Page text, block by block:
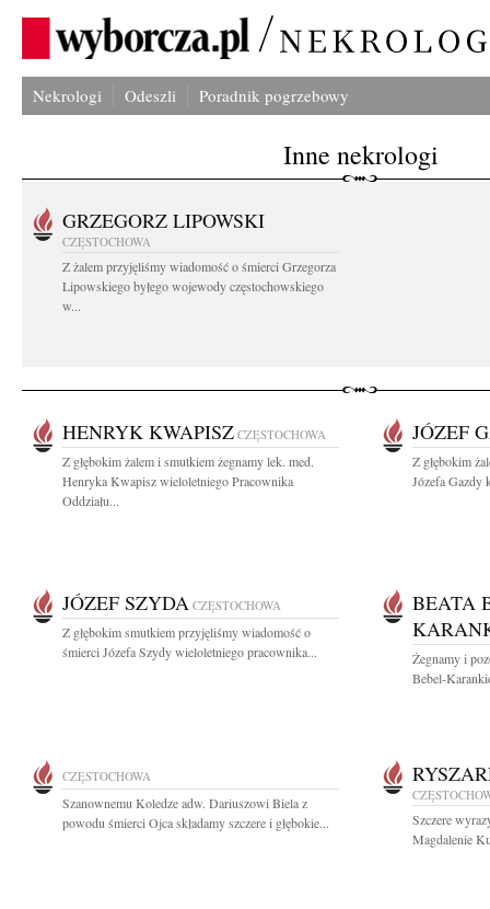
Nekrologi Odeszli Poradnik pogrzebowy
Inne nekrologi
GRZEGORZ LIPOWSKI
CZĘSTOCHOWA
Z żalem przyjęliśmy wiadomość o śmierci Grzegorza
Lipowskiego byłego wojewody częstochowskiego
w...
HENRYK KWAPISZ CZĘSTOCHOWA
Z głębokim żalem i smutkiem żegnamy lek. med.
Henryka Kwapisz wieloletniego Pracownika
Oddziału...
JÓZEF
Z głębokim
Józefa Gazdy
JÓZEF SZYDA CZĘSTOCHOWA
Z głębokim smutkiem przyjęliśmy wiadomość o
śmierci Józefa Szydy wieloletniego pracownika...
BEATA
Żegnamy i
Bebel-
CZĘSTOCHOWA
Szanownemu Koledze adw. Dariuszowi Biela z
powodu śmierci Ojca składamy szczere i głębokie...
Szczere
Magdalenie